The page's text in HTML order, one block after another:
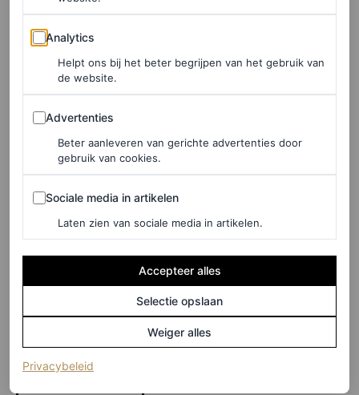
Broek van imitatieleer van Essentiel
Antwerp
Fabiola high waist wide fit broek van imitatieleer, € 235
Analytics
Analytics
Helpt ons bij het beter begrijpen van het gebruik van
de website.
Advertenties
Advertenties
Beter aanleveren van gerichte advertenties door
gebruik van cookies.
Sociale media in artikelen
Sociale media in artikelen
Laten zien van sociale media in artikelen.
Accepteer alles
Selectie opslaan
Weiger alles
Privacybeleid